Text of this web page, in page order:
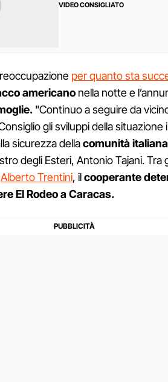
VIDEO CONSIGLIATO
per quanto sta
americano nella notte e
"Continuo a seguire da
gli sviluppi della situazione
sicurezza dellacomunità italiana
degli Esteri, Antonio Tajani. Tra
Alberto Trentini, ilcooperante
El Rodeo a Caracas.